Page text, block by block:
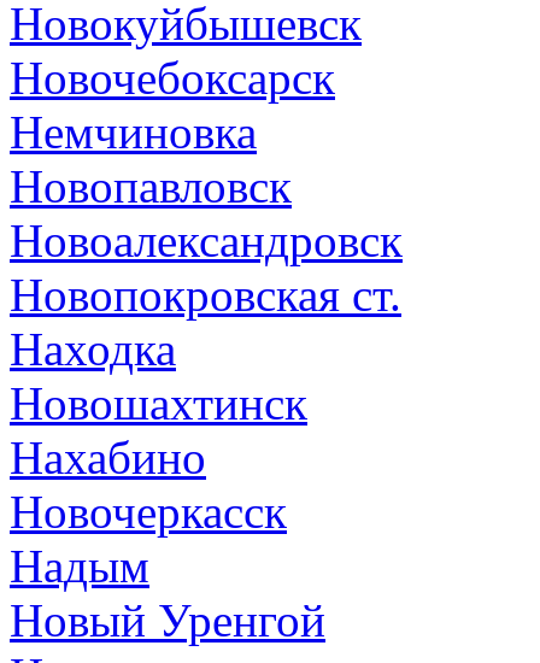
Новокуйбышевск
Новочебоксарск
Немчиновка
Новопавловск
Новоалександровск
Новопокровская ст.
Находка
Новошахтинск
Нахабино
Новочеркасск
Надым
Новый Уренгой